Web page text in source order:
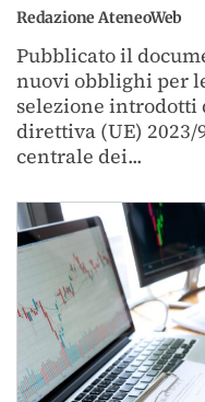
Redazione AteneoWeb
Pubblicato il
nuovi obblighi per
selezione introdotti
direttiva (UE)
centrale dei...